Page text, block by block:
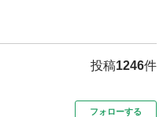
投稿1246件
フォローする